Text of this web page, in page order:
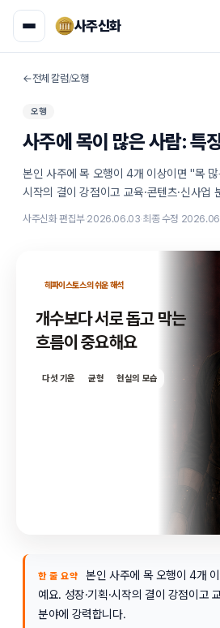
사주신화
←전체 칼럼/오행
오행
사주에 목이 많은 사람: 특징
본인 사주에 목 오행이 4개 이상이면 "목 많
시작의 결이 강점이고 교육·콘텐츠·신사업
사주신화 편집부·2026.06.03·최종 수정
헤파이스토스의 쉬운 해석
개수보다 서로 돕고 막는
흐름이 중요해요
다섯 기운 균형 현실의 모습
한 줄 요약
본인 사주에 목 오행이 4개
예요. 성장·기획·시작의 결이 강점이고
분야에 강력합니다.